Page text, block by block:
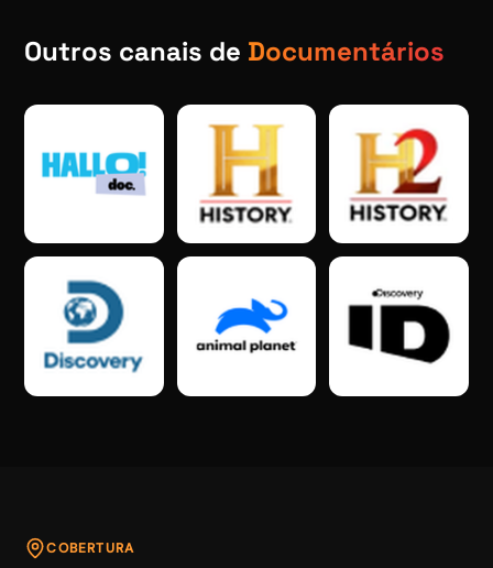
Outros canais de Documentários
COBERTURA